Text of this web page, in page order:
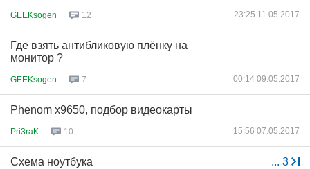
GEEKsogen 12 23:25 11.05.2017
Где взять антибликовую плёнку на
монитор ?
GEEKsogen 7 00:14 09.05.2017
Phenom x9650, подбор видеокарты
Pri3raK 10 15:56 07.05.2017
... 3
Схема ноутбука